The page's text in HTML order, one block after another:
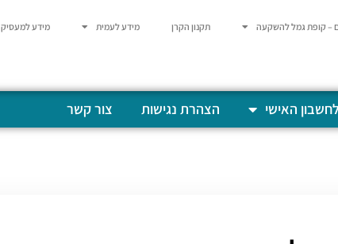
– קופת גמל להשקעה תקנון הקרן מידע לעמית מידע למעסיק
האישי הצהרת נגישות צור קשר